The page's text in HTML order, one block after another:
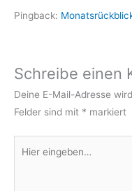
Pingback:
Schreibe einen
Deine E-Mail-Adresse
Felder sind mit * markiert
eingeben…